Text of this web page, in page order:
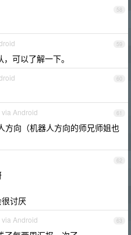
58
59
可以了解一下。
60
61
Android
方向（机器人方向的师兄师姐也
62
讨厌
63
Android